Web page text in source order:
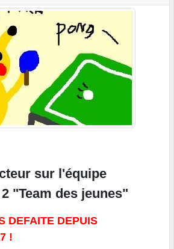
sur l'équipe
"Team des jeunes"
DEFAITE DEPUIS
!